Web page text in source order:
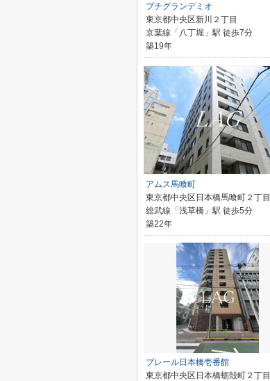
プチグランデミオ
東京都中央区新川２丁目
京葉線「八丁堀」駅 徒歩7分
築19年
アムス馬喰町
東京都中央区日本橋馬喰町２丁目
総武線「浅草橋」駅 徒歩5分
築22年
プレール日本橋壱番館
東京都中央区日本橋蛎殻町２丁目